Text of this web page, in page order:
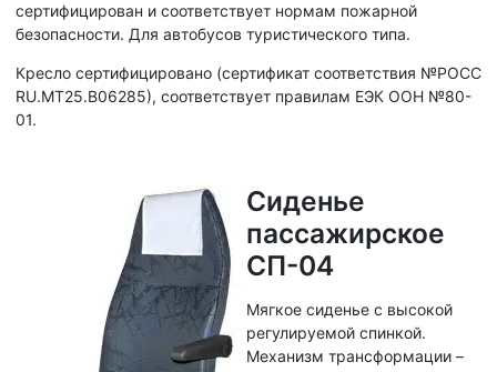
сертифицирован и соответствует нормам пожарной
безопасности. Для автобусов туристического типа.
Кресло сертифицировано (сертификат соответствия №РОСС
RU.МТ25.В06285), соответствует правилам ЕЭК ООН №80-
01.
Сиденье
пассажирское
СП-04
Мягкое сиденье с высокой
регулируемой спинкой.
Механизм трансформации –